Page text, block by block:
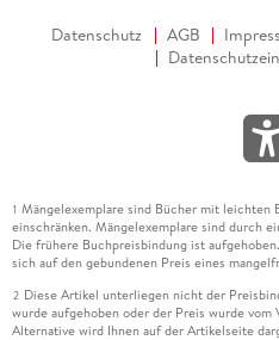
Datenschutz AGB
1 Mängelexemplare sind Bücher mit leichten
einschränken. Mängelexemplare sind durch
Die frühere Buchpreisbindung ist
sich auf den gebundenen Preis eines
2 Diese Artikel unterliegen nicht der
wurde aufgehoben oder der Preis wurde
Alternative wird Ihnen auf der Artikelseite